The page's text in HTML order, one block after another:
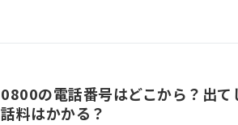
0800の電話番号はどこから？出て
話料はかかる？